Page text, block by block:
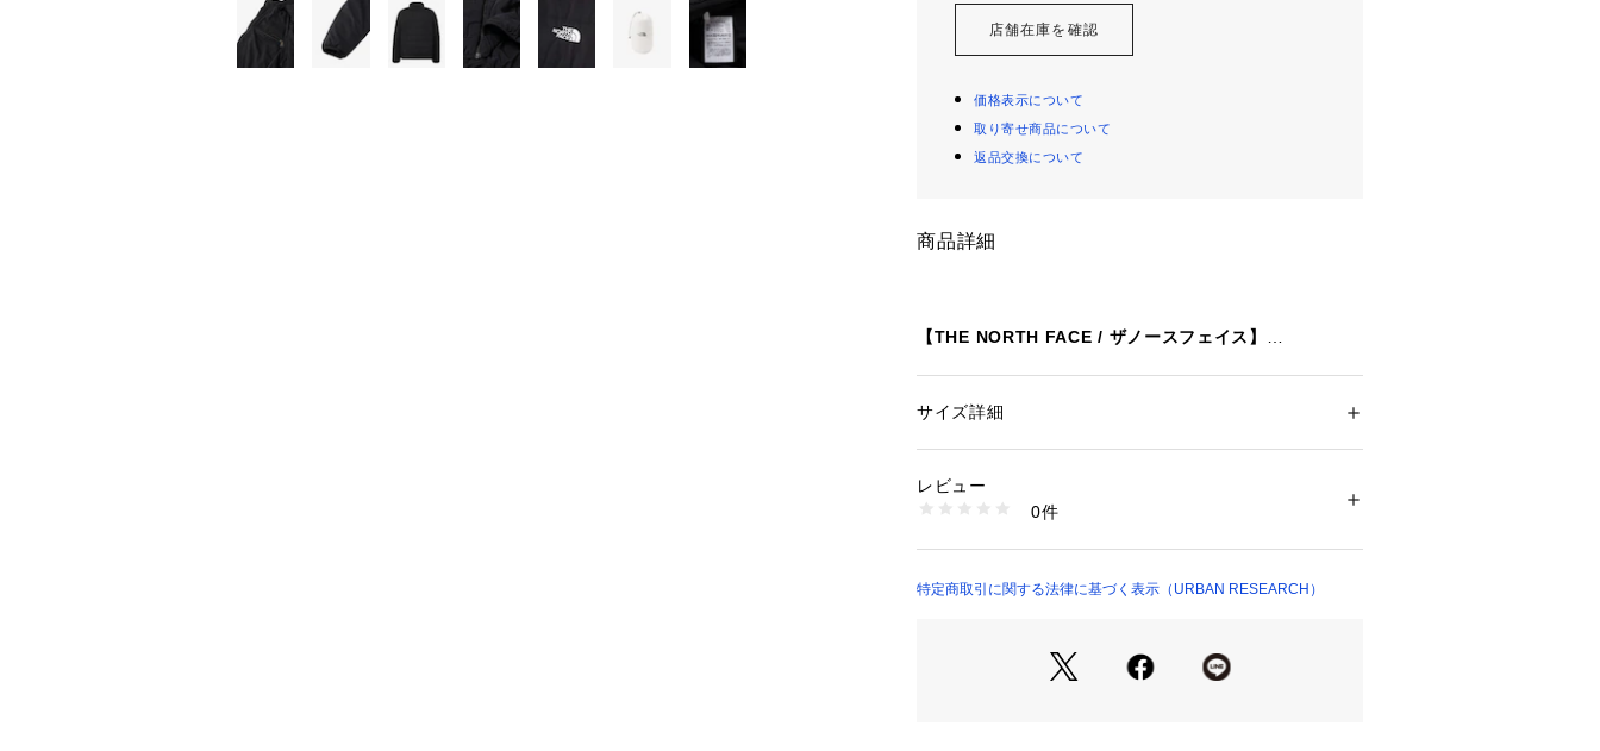
店舗在庫を確認
価格表示について
取り寄せ商品について
返品交換について
商品詳細
【THE NORTH FACE / ザノースフェイス】
のアウトドアブランド。
世界中のアウトドアメーカーの中で、ファッショニスタ
の間でも最も人気の高いブランドの一つ。
性別：メンズ
生産国：ベトナム
い
DMA7-NY82554 （ショップ）
サイズ詳細
レビュー
0件
特定商取引に関する法律に基づく表示（URBAN RESEARCH）